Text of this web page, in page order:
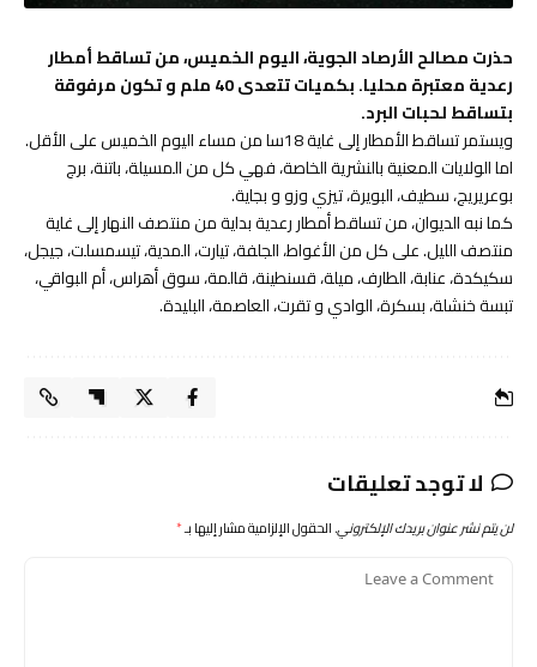
حذرت مصالح الأرصاد الجوية، اليوم الخميس، من تساقط أمطار
رعدية معتبرة محليا. بكميات تتعدى 40 ملم و تكون مرفوقة
بتساقط لحبات البرد.
ويستمر تساقط الأمطار إلى غاية 18سا من مساء اليوم الخميس على الأقل.
اما الولايات المعنية بالنشرية الخاصة، فهي كل من المسيلة، باتنة، برج
بوعريريج، سطيف، البويرة، تيزي وزو و بجاية.
كما نبه الديوان، من تساقط أمطار رعدية بداية من منتصف النهار إلى غاية
منتصف الليل. على كل من الأغواط، الجلفة، تيارت، المدية، تيسمسلت، جيجل،
سكيكدة، عنابة، الطارف، ميلة، قسنطينة، قالمة، سوق أهراس، أم البواقي،
تبسة خنشلة، بسكرة، الوادي و تقرت، العاصمة، البليدة.
لا توجد تعليقات
لن يتم نشر عنوان بريدك الإلكتروني.الحقول الإلزامية مشار إليها بـ*